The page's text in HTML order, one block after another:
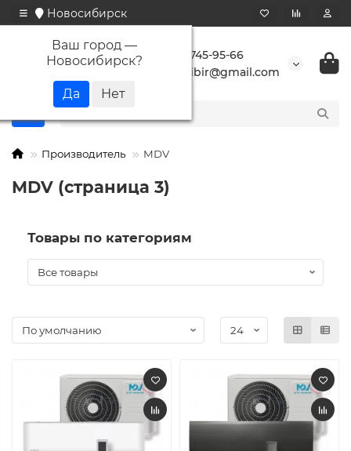
Новосибирск
Ваш город —
Новосибирск?
+7 923 745-95-66
buransibir@gmail.com
Производитель MDV
MDV (страница 3)
Товары по категориям